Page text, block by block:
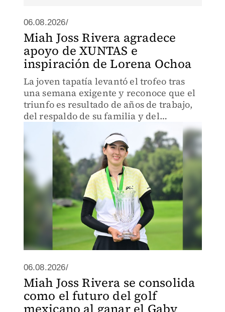
06.08.2026/
Miah Joss Rivera agradece
apoyo de XUNTAS e
inspiración de Lorena Ochoa
La joven tapatía levantó el trofeo tras
una semana exigente y reconoce que el
triunfo es resultado de años de trabajo,
del respaldo de su familia y del
programa XUNTAS.
06.08.2026/
Miah Joss Rivera se consolida
como el futuro del golf